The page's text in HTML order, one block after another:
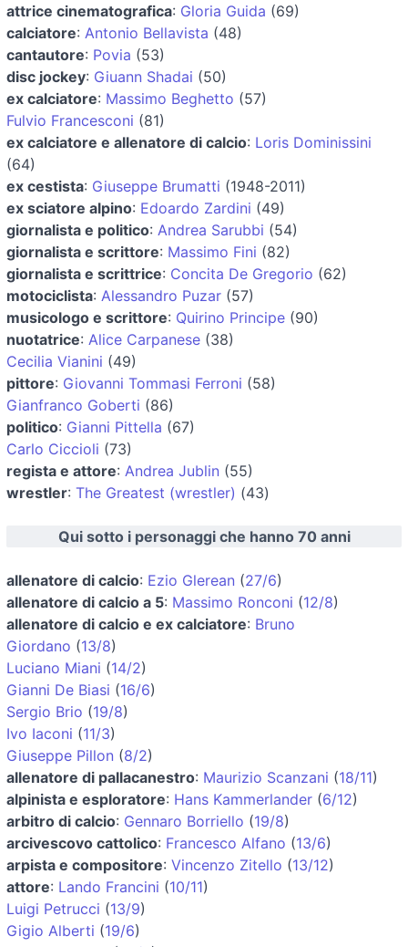
attrice cinematografica: Gloria Guida (69)
calciatore: Antonio Bellavista (48)
cantautore: Povia (53)
disc jockey: Giuann Shadai (50)
ex calciatore: Massimo Beghetto (57)
Fulvio Francesconi (81)
ex calciatore e allenatore di calcio: Loris Dominissini
(64)
ex cestista: Giuseppe Brumatti (1948-2011)
ex sciatore alpino: Edoardo Zardini (49)
giornalista e politico: Andrea Sarubbi (54)
giornalista e scrittore: Massimo Fini (82)
giornalista e scrittrice: Concita De Gregorio (62)
motociclista: Alessandro Puzar (57)
musicologo e scrittore: Quirino Principe (90)
nuotatrice: Alice Carpanese (38)
Cecilia Vianini (49)
pittore: Giovanni Tommasi Ferroni (58)
Gianfranco Goberti (86)
politico: Gianni Pittella (67)
Carlo Ciccioli (73)
regista e attore: Andrea Jublin (55)
wrestler: The Greatest (wrestler) (43)
Qui sotto i personaggi che hanno 70 anni
allenatore di calcio: Ezio Glerean (27/6)
allenatore di calcio a 5: Massimo Ronconi (12/8)
allenatore di calcio e ex calciatore: Bruno
Giordano (13/8)
Luciano Miani (14/2)
Gianni De Biasi (16/6)
Sergio Brio (19/8)
Ivo Iaconi (11/3)
Giuseppe Pillon (8/2)
allenatore di pallacanestro: Maurizio Scanzani (18/11)
alpinista e esploratore: Hans Kammerlander (6/12)
arbitro di calcio: Gennaro Borriello (19/8)
arcivescovo cattolico: Francesco Alfano (13/6)
arpista e compositore: Vincenzo Zitello (13/12)
attore: Lando Francini (10/11)
Luigi Petrucci (13/9)
Gigio Alberti (19/6)